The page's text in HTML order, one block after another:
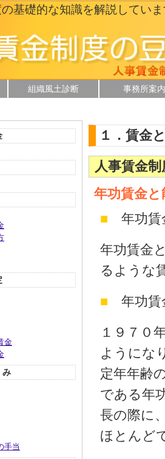
基礎的な知識を解説してい
組織風土診断 事務所案内
金
み
手当
１．賃金
人事賃金
年功賃金と
■ 年功賃
年功賃金
るような
■ 年功賃
１９７０
ようにな
定年年齢
である年
長の際に
ほとんど